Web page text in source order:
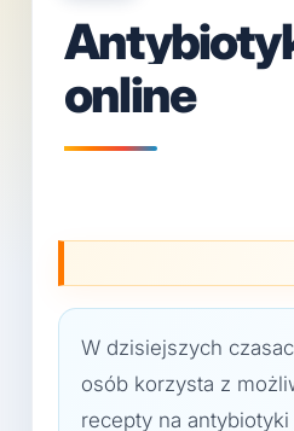
online
W dzisiejszych
osób korzysta z
recepty na